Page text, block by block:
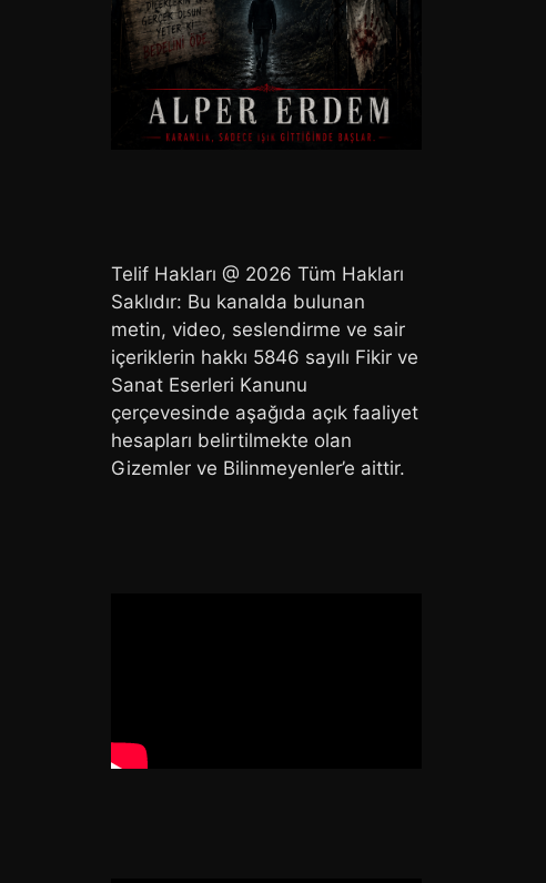
Telif Hakları @ 2026 Tüm Hakları
Saklıdır: Bu kanalda bulunan
metin, video, seslendirme ve sair
içeriklerin hakkı 5846 sayılı Fikir ve
Sanat Eserleri Kanunu
çerçevesinde aşağıda açık faaliyet
hesapları belirtilmekte olan
Gizemler ve Bilinmeyenler’e aittir.